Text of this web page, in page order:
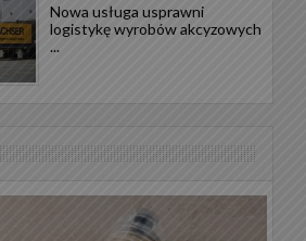
Nowa usługa usprawni
logistykę wyrobów akcyzowych
...